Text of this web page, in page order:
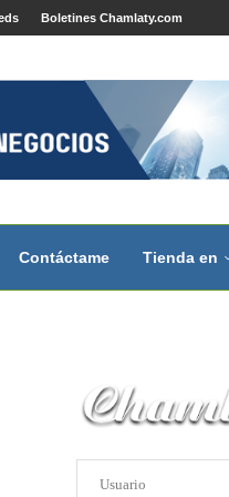
Boletines Chamlaty.com
Contáctame Tienda en